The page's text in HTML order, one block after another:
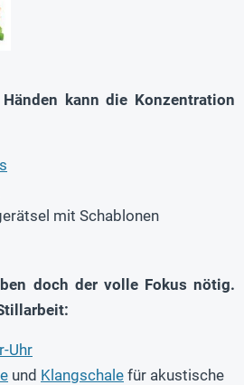
kann die Konzentration
mit Schablonen
doch der volle Fokus nötig.
Uhr
und Klangschale für akustische